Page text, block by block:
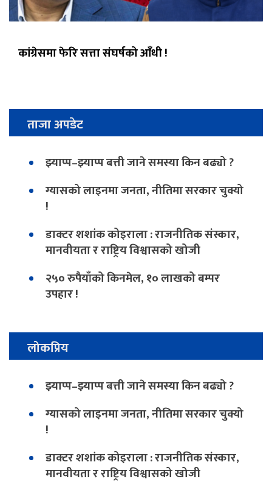
कांग्रेसमा फेरि सत्ता संघर्षको आँधी !
ताजा अपडेट
झ्याप्प–झ्याप्प बत्ती जाने समस्या किन बढ्यो ?
ग्यासको लाइनमा जनता, नीतिमा सरकार चुक्यो
!
डाक्टर शशांक कोइराला : राजनीतिक संस्कार,
मानवीयता र राष्ट्रिय विश्वासको खोजी
२५० रुपैयाँको किनमेल, १० लाखको बम्पर
उपहार !
लोकप्रिय
झ्याप्प–झ्याप्प बत्ती जाने समस्या किन बढ्यो ?
ग्यासको लाइनमा जनता, नीतिमा सरकार चुक्यो
!
डाक्टर शशांक कोइराला : राजनीतिक संस्कार,
मानवीयता र राष्ट्रिय विश्वासको खोजी